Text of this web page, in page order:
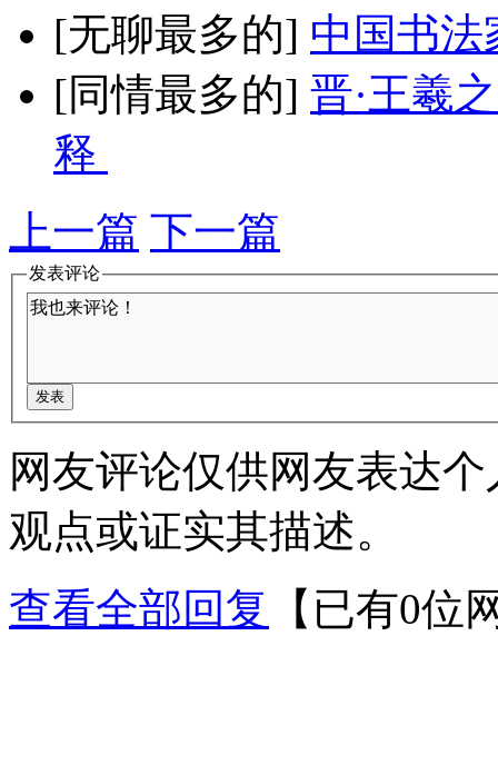
[无聊最多的] 中国书法
[同情最多的] 晋·王羲
释
上一篇 下一篇
发表评论
网友评论仅供网友表达
观点或证实其描述。
查看全部回复
【已有0位